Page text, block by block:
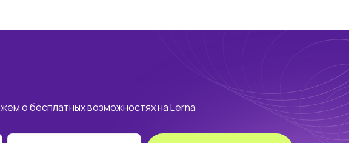
о бесплатных возможностях на Lerna